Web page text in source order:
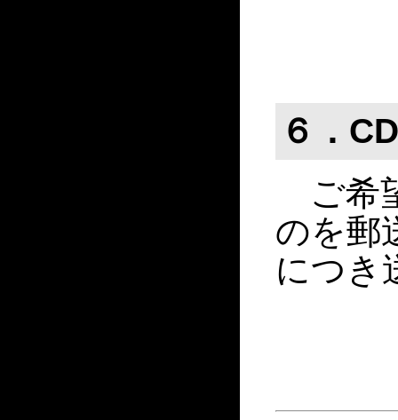
６．
ご希
のを郵
につき